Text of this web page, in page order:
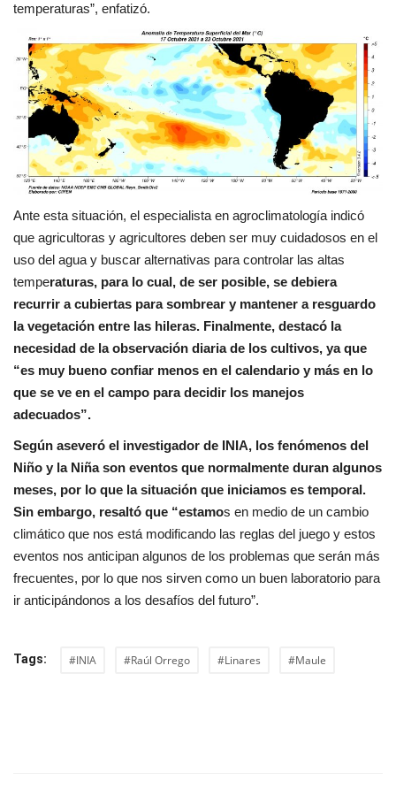
temperaturas”, enfatizó.
Ante esta situación, el especialista en agroclimatología indicó
que agricultoras y agricultores deben ser muy cuidadosos en el
uso del agua y buscar alternativas para controlar las altas
temperaturas, para lo cual, de ser posible, se debiera
recurrir a cubiertas para sombrear y mantener a resguardo
la vegetación entre las hileras. Finalmente, destacó la
necesidad de la observación diaria de los cultivos, ya que
“es muy bueno confiar menos en el calendario y más en lo
que se ve en el campo para decidir los manejos
adecuados”.
Según aseveró el investigador de INIA, los fenómenos del
Niño y la Niña son eventos que normalmente duran algunos
meses, por lo que la situación que iniciamos es temporal.
Sin embargo, resaltó que “estamos en medio de un cambio
climático que nos está modificando las reglas del juego y estos
eventos nos anticipan algunos de los problemas que serán más
frecuentes, por lo que nos sirven como un buen laboratorio para
ir anticipándonos a los desafíos del futuro”.
Tags: #INIA #Raúl Orrego #Linares #Maule